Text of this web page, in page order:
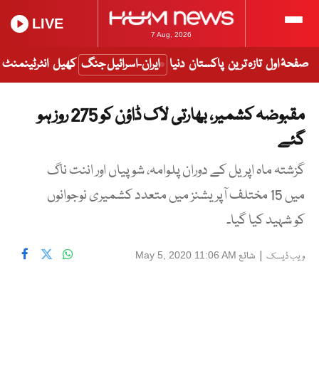
7 Aug, 2026
LIVE
صفحۂ اول تازہ ترین پاکستان دنیا ایران-اسرائیل جنگ کھیل انٹرٹینمنٹ
مقبوضہ کشمیر، بھارتی لاک ڈاؤن کو 275 روز ہو
گئے
گزشتہ ماہ اپریل کے دوران پلوامہ، شوپیاں اور اننت ناگ
میں 15 مختلف آپریشنز میں متعدد کشمیری نوجوانوں
کو شہید کیا گیا۔
ویب ڈیسک | شائع May 5, 2020 11:06 AM